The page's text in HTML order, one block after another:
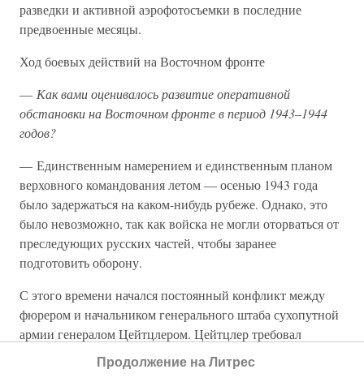
разведки и активной аэрофотосъемки в последние
предвоенные месяцы.
Ход боевых действий на Восточном фронте
— Как вами оценивалось развитие оперативной
обстановки на Восточном фронте в период 1943–1944
годов?
— Единственным намерением и единственным планом
верховного командования летом — осенью 1943 года
было задержаться на каком-нибудь рубеже. Однако, это
было невозможно, так как войска не могли оторваться от
преследующих русских частей, чтобы заранее
подготовить оборону.
С этого времени начался постоянный конфликт между
фюрером и начальником генерального штаба сухопутной
армии генералом Цейтцлером. Цейтцлер требовал
быстрого отхода на тыловые рубежи. Гитлер, указывая на
пример Красной Армии в 1941 году, считал, что
Продолжение на Литрес